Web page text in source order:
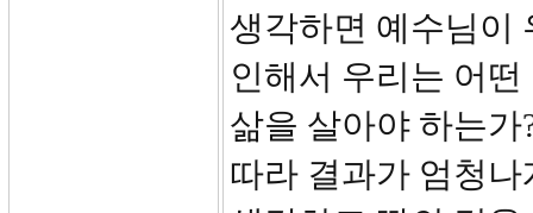
생각하면 예수님이
인해서 우리는 어
삶을 살아야 하는
따라 결과가 엄청